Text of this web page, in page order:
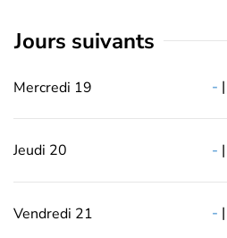
jours suivants
Mercredi 19 - |
Jeudi 20 - |
Vendredi 21 - |